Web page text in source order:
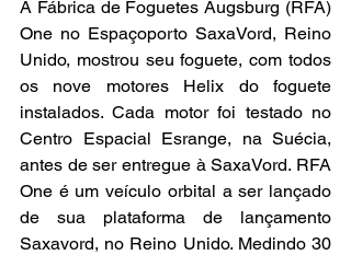
A Fábrica de Foguetes Augsburg (RFA)
One no Espaçoporto SaxaVord, Reino
Unido, mostrou seu foguete, com todos
os nove motores Helix do foguete
instalados. Cada motor foi testado no
Centro Espacial Esrange, na Suécia,
antes de ser entregue à SaxaVord. RFA
One é um veículo orbital a ser lançado
de sua plataforma de lançamento
Saxavord, no Reino Unido. Medindo 30